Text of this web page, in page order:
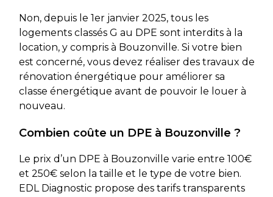
Non, depuis le 1er janvier 2025, tous les
logements classés G au DPE sont interdits à la
location, y compris à Bouzonville. Si votre bien
est concerné, vous devez réaliser des travaux de
rénovation énergétique pour améliorer sa
classe énergétique avant de pouvoir le louer à
nouveau.
Combien coûte un DPE à Bouzonville ?
Le prix d’un DPE à Bouzonville varie entre 100€
et 250€ selon la taille et le type de votre bien.
EDL Diagnostic propose des tarifs transparents